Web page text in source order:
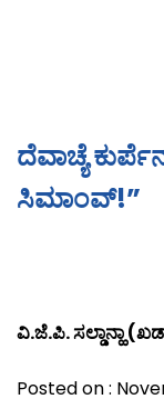
ದೆವಾಚ್ಯೆ
ಸಿಮಾಂವ್!”
ವಿ.ಜೆ.ಪಿ. ಸಲ್ಡಾನ್ಹಾ
Posted on :